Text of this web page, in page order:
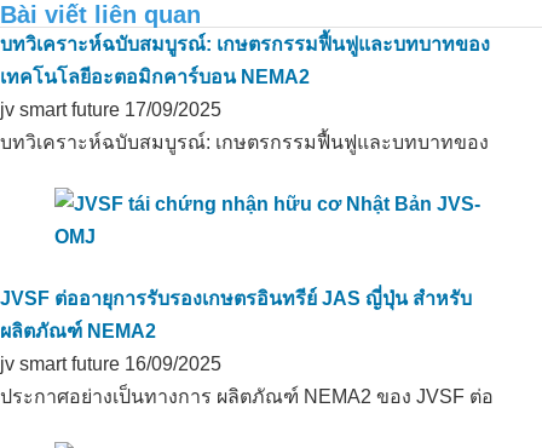
การประยุกต์ใช้คาร์บอนอินทรีย์ในการ
บำบัดกลิ่นของฟาร์มเป็ดในThanh Hoa,
อินทรีย์สำหรับพื้นที่เพาะปลูกอินทรีย์
ในThanh Hoa, Long An
Bài viết liên quan
บทวิเคราะห์ฉบับสมบูรณ์: เกษตรกรรมฟื้นฟูและบทบาทของ
เทคโนโลยีอะตอมิกคาร์บอน NEMA2
jv smart future 17/09/2025
บทวิเคราะห์ฉบับสมบูรณ์: เกษตรกรรมฟื้นฟูและบทบาทของ
JVSF ต่ออายุการรับรองเกษตรอินทรีย์ JAS ญี่ปุ่น สำหรับ
ผลิตภัณฑ์ NEMA2
jv smart future 16/09/2025
ประกาศอย่างเป็นทางการ ผลิตภัณฑ์ NEMA2 ของ JVSF ต่อ